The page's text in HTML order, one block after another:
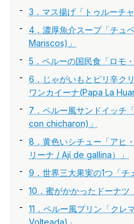
3．マス揚げ「トゥルーチ
4．濃厚魚介スープ「チュ
Mariscos)」
5．ペルーの国民食「ロモ
6．じゃがいもとピリ辛ク
ワンカイーナ(Papa La
7．ペルー風サンドイッチ
con chicharon)」
8．黄色いシチュー「アヒ
リーナ / Ají de gallina）」
9．世界三大果実の1つ「チ
10．蜜がかかったドーナツ
11．ペルー風プリン「クレ
Volteada)」